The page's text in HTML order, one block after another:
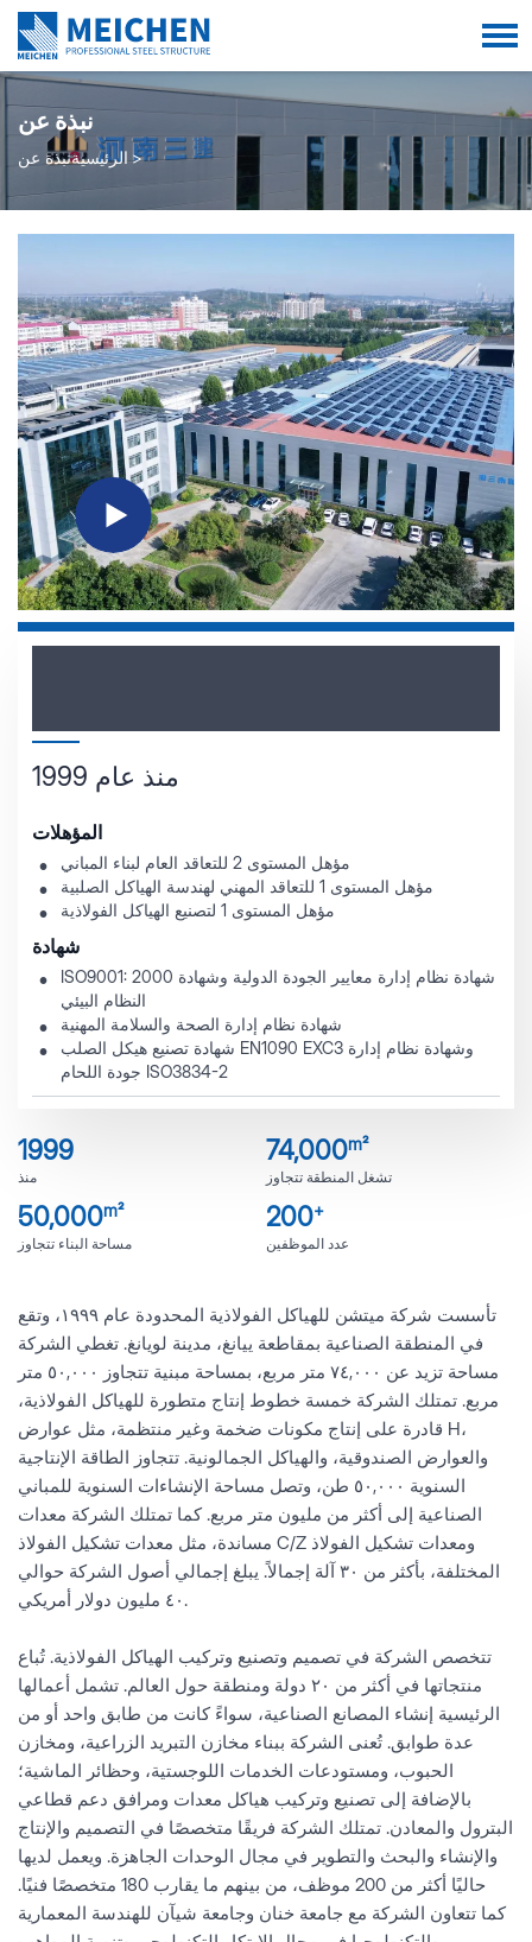
نبذة عن
الرئيسيةنبذة عن
منذ عام 1999
المؤهلات
مؤهل المستوى 2 للتعاقد العام لبناء المباني
مؤهل المستوى 1 للتعاقد المهني لهندسة الهياكل الصلبية
مؤهل المستوى 1 لتصنيع الهياكل الفولاذية
شهادة
ISO9001: 2000 شهادة نظام إدارة معايير الجودة الدولية وشهادة
النظام البيئي
شهادة نظام إدارة الصحة والسلامة المهنية
شهادة تصنيع هيكل الصلب EN1090 EXC3 وشهادة نظام إدارة
جودة اللحام ISO3834-2
1999
منذ
74,000m²
تشغل المنطقة تتجاوز
50,000m²
مساحة البناء تتجاوز
200+
عدد الموظفين
تأسست شركة ميتشن للهياكل الفولاذية المحدودة عام ١٩٩٩، وتقع
في المنطقة الصناعية بمقاطعة ييانغ، مدينة لويانغ. تغطي الشركة
مساحة تزيد عن ٧٤,٠٠٠ متر مربع، بمساحة مبنية تتجاوز ٥٠,٠٠٠ متر
مربع. تمتلك الشركة خمسة خطوط إنتاج متطورة للهياكل الفولاذية،
قادرة على إنتاج مكونات ضخمة وغير منتظمة، مثل عوارض H،
والعوارض الصندوقية، والهياكل الجمالونية. تتجاوز الطاقة الإنتاجية
السنوية ٥٠,٠٠٠ طن، وتصل مساحة الإنشاءات السنوية للمباني
الصناعية إلى أكثر من مليون متر مربع. كما تمتلك الشركة معدات
مساندة، مثل معدات تشكيل الفولاذ C/Z ومعدات تشكيل الفولاذ
المختلفة، بأكثر من ٣٠ آلة إجمالاً. يبلغ إجمالي أصول الشركة حوالي
٤٠ مليون دولار أمريكي.
تتخصص الشركة في تصميم وتصنيع وتركيب الهياكل الفولاذية. تُباع
منتجاتها في أكثر من ٢٠ دولة ومنطقة حول العالم. تشمل أعمالها
الرئيسية إنشاء المصانع الصناعية، سواءً كانت من طابق واحد أو من
عدة طوابق. تُعنى الشركة ببناء مخازن التبريد الزراعية، ومخازن
الحبوب، ومستودعات الخدمات اللوجستية، وحظائر الماشية؛
بالإضافة إلى تصنيع وتركيب هياكل معدات ومرافق دعم قطاعي
البترول والمعادن. تمتلك الشركة فريقًا متخصصًا في التصميم والإنتاج
والإنشاء والبحث والتطوير في مجال الوحدات الجاهزة. ويعمل لديها
حاليًا أكثر من 200 موظف، من بينهم ما يقارب 180 متخصصًا فنيًا.
كما تتعاون الشركة مع جامعة خنان وجامعة شيآن للهندسة المعمارية